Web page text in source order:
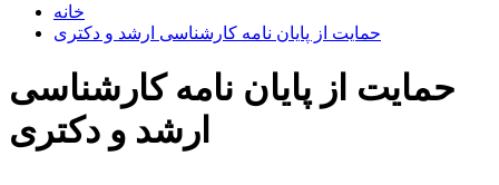
خانه
حمایت از پایان نامه کارشناسی ارشد و دکتری
حمایت از پایان نامه کارشناسی
ارشد و دکتری